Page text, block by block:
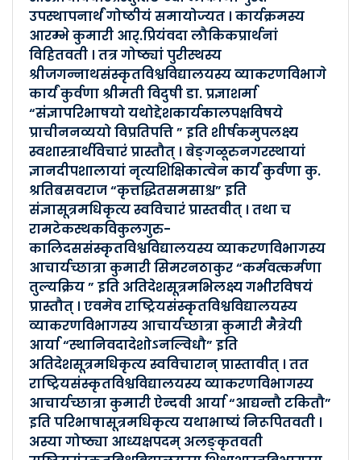
Posted By :- Andhra Pradesh
Posted Date :- 11-03-2022
प्रान्तस्तरीयं कार्यकतृसम�..
Posted By :- Andhra Pradesh
Posted Date :- 30-12-2021
SAMSKRITAJAYANTHI..
Posted By :- Andhra Pradesh
Posted Date :- 21-11-2018
उपस्थापनार्थं गोष्ठीयं समायोज्यत । कार्यक्रमस्य
आरम्भे कुमारी आर्.प्रियंवदा लौकिकप्रार्थनां
विहितवती । तत्र गोष्ठ्यां पुरीस्थस्य
श्रीजगन्नाथसंस्कृतविश्वविद्यालयस्य व्याकरणविभागे
कार्यं कुर्वणा श्रीमती विदुषी डा. प्रज्ञाशर्मा
“संज्ञापरिभाषयो यथोद्देशकार्यकालपक्षविषये
प्राचीननव्ययो विप्रतिपत्ति ” इति शीर्षकमुपलक्ष्य
स्वशास्त्रार्थविचारं प्रास्तौत् । बेङ्गळूरुनगरस्थायां
ज्ञानदीपशालायां नृत्यशिक्षिकात्वेन कार्यं कुर्वणा कु.
श्रतिबसवराज “कृत्तद्धितसमसाश्च” इति
संज्ञासूत्रमधिकृत्य स्वविचारं प्रास्तवीत् । तथा च
रामटेकस्थकविकुलगुरु-
कालिदससंस्कृतविश्वविद्यालयस्य व्याकरणविभागस्य
आचार्यच्छात्रा कुमारी सिमरनठाकुर “कर्मवत्कर्मणा
तुल्यक्रिय ” इति अतिदेशसूत्रमभिलक्ष्य गभीरविषयं
प्रास्तौत् । एवमेव राष्ट्रियसंस्कृतविश्वविद्यालयस्य
व्याकरणविभागस्य आचार्यच्छात्रा कुमारी मैत्रेयी
आर्या “स्थानिवदादेशोऽनल्विधौ” इति
अतिदेशसूत्रमधिकृत्य स्वविचारान् प्रास्तावीत् । तत
राष्ट्रियसंस्कृतविश्वविद्यालयस्य व्याकरणविभागस्य
आचार्यच्छात्रा कुमारी ऐन्दवी आर्या “आद्यन्तौ टकितौ”
इति परिभाषासूत्रमधिकृत्य यथाभाष्यं निरूपितवती ।
अस्या गोष्ठ्या आध्यक्षपदम् अलङ्कृतवती